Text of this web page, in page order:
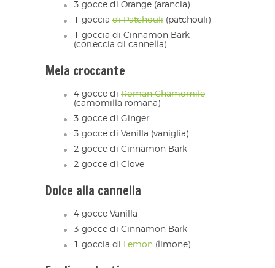
3 gocce di Orange (arancia)
1 goccia di Patchouli (patchouli)
1 goccia di Cinnamon Bark
(corteccia di cannella)
Mela croccante
4 gocce di Roman Chamomile
(camomilla romana)
3 gocce di Ginger
3 gocce di Vanilla (vaniglia)
2 gocce di Cinnamon Bark
2 gocce di Clove
Dolce alla cannella
4 gocce Vanilla
3 gocce di Cinnamon Bark
1 goccia di Lemon (limone)